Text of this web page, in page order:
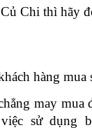
Chi thì hãy
hàng mua
may mua
sử dụng